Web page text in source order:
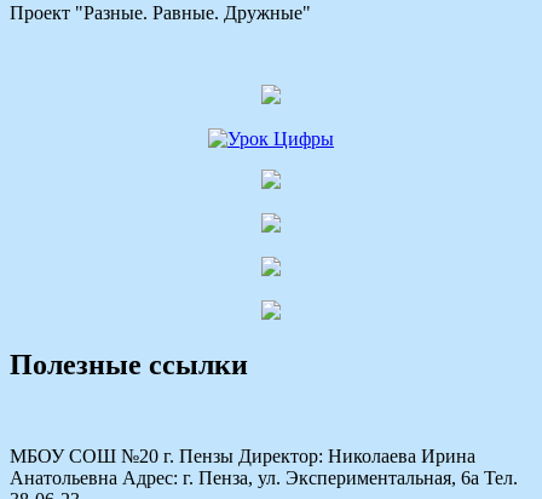
Проект "Разные. Равные. Дружные"
Полезные ссылки
МБОУ СОШ №20 г. Пензы Директор: Николаева Ирина
Анатольевна Адрес: г. Пенза, ул. Экспериментальная, 6а Тел.